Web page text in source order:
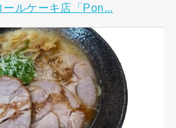
ルケーキ店「Pon...